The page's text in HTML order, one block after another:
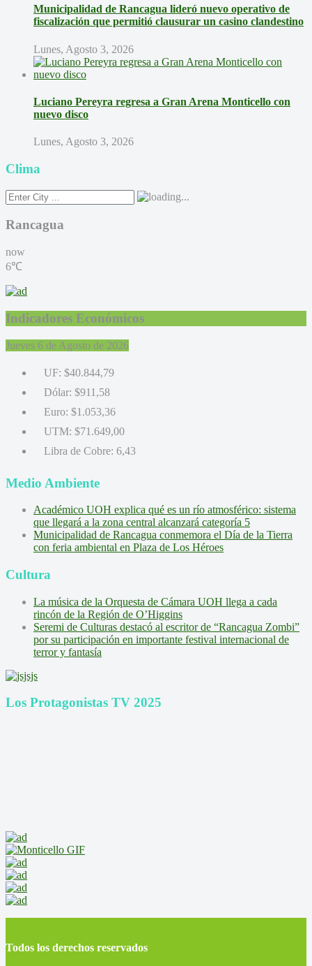
Municipalidad de Rancagua lideró nuevo operativo de
fiscalización que permitió clausurar un casino clandestino
Lunes, Agosto 3, 2026
Luciano Pereyra regresa a Gran Arena Monticello con
nuevo disco
Lunes, Agosto 3, 2026
Clima
Rancagua
now
6℃
Indicadores Económicos
Jueves 6 de Agosto de 2026
UF: $40.844,79
Dólar: $911,58
Euro: $1.053,36
UTM: $71.649,00
Libra de Cobre: 6,43
Medio Ambiente
Académico UOH explica qué es un río atmosférico: sistema
que llegará a la zona central alcanzará categoría 5
Municipalidad de Rancagua conmemora el Día de la Tierra
con feria ambiental en Plaza de Los Héroes
Cultura
La música de la Orquesta de Cámara UOH llega a cada
rincón de la Región de O’Higgins
Seremi de Culturas destacó al escritor de “Rancagua Zombi”
por su participación en importante festival internacional de
terror y fantasía
Los Protagonistas TV 2025
Todos los derechos reservados